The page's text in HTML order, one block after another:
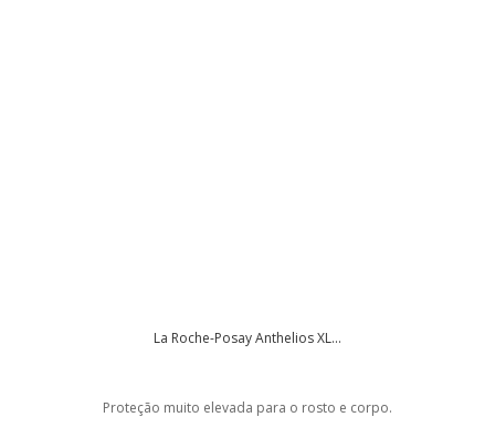
La Roche-Posay Anthelios XL...
Proteção muito elevada para o rosto e corpo.